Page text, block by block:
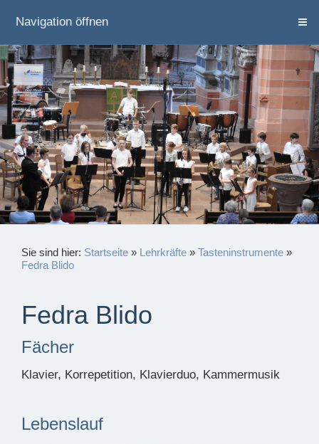
Navigation öffnen
Sie sind hier: Startseite » Lehrkräfte » Tasteninstrumente »
Fedra Blido
Fedra Blido
Fächer
Klavier, Korrepetition, Klavierduo, Kammermusik
Lebenslauf